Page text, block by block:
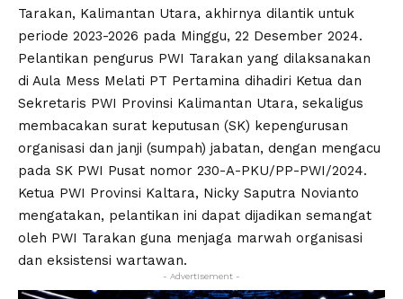
Tarakan, Kalimantan Utara, akhirnya dilantik untuk
periode 2023-2026 pada Minggu, 22 Desember 2024.
Pelantikan pengurus PWI Tarakan yang dilaksanakan
di Aula Mess Melati PT Pertamina dihadiri Ketua dan
Sekretaris PWI Provinsi Kalimantan Utara, sekaligus
membacakan surat keputusan (SK) kepengurusan
organisasi dan janji (sumpah) jabatan, dengan mengacu
pada SK PWI Pusat nomor 230-A-PKU/PP-PWI/2024.
Ketua PWI Provinsi Kaltara, Nicky Saputra Novianto
mengatakan, pelantikan ini dapat dijadikan semangat
oleh PWI Tarakan guna menjaga marwah organisasi
dan eksistensi wartawan.
- Advertisement -